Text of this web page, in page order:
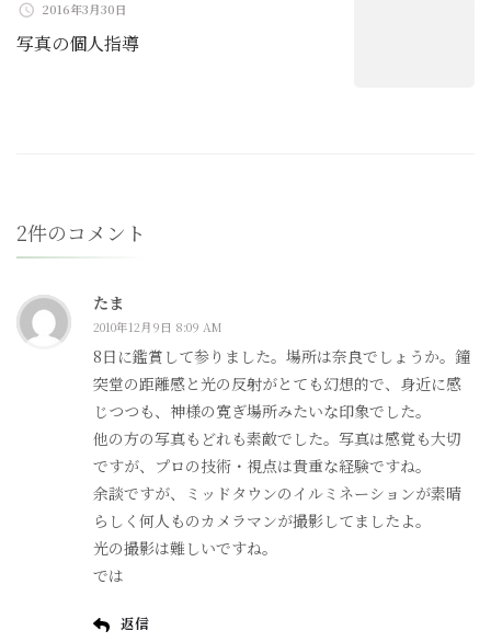
2016年3月30日
写真の個人指導
2件のコメント
たま
2010年12月9日 8:09 AM
8日に鑑賞して参りました。場所は奈良でしょうか。鐘
突堂の距離感と光の反射がとても幻想的で、身近に感
じつつも、神様の寛ぎ場所みたいな印象でした。
他の方の写真もどれも素敵でした。写真は感覚も大切
ですが、プロの技術・視点は貴重な経験ですね。
余談ですが、ミッドタウンのイルミネーションが素晴
らしく何人ものカメラマンが撮影してましたよ。
光の撮影は難しいですね。
では
返信